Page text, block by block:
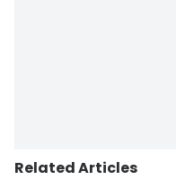
Related Articles